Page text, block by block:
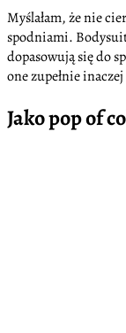
Myślałam, że nie
spodniami.
dopasowują się do
one zupełnie
Jako pop of